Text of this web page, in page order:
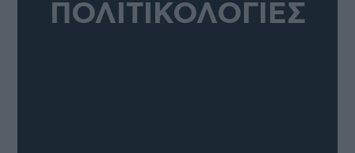
ΠΟΛΙΤΙΚΟΛΟΓΙΕΣ